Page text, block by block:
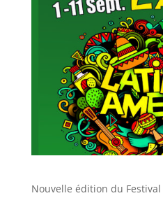
Nouvelle édition du